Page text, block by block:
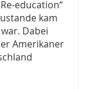
education“
kam
Dabei
Amerikaner